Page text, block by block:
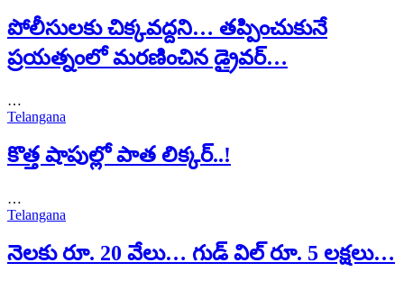
పోలీసులకు చిక్కవద్దని… తప్పించుకునే
ప్రయత్నంలో మరణించిన డ్రైవర్…
…
Telangana
కొత్త షాపుల్లో పాత లిక్కర్..!
…
Telangana
నెలకు రూ. 20 వేలు… గుడ్ విల్ రూ. 5 లక్షలు…